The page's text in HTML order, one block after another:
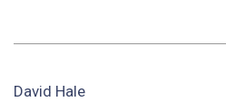
David Hale